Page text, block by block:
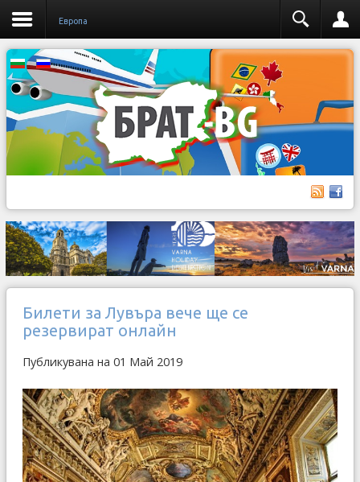
Европа
Билети за Лувъра вече ще се
резервират онлайн
Публикувана на 01 Май 2019